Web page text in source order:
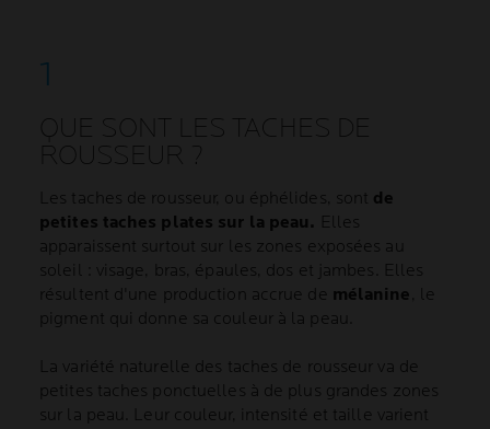
QUE SONT LES TACHES DE
ROUSSEUR ?
Les taches de rousseur, ou éphélides, sont de
petites taches plates sur la peau. Elles
apparaissent surtout sur les zones exposées au
soleil : visage, bras, épaules, dos et jambes. Elles
résultent d'une production accrue de mélanine , le
pigment qui donne sa couleur à la peau.
La variété naturelle des taches de rousseur va de
petites taches ponctuelles à de plus grandes zones
sur la peau. Leur couleur, intensité et taille varient